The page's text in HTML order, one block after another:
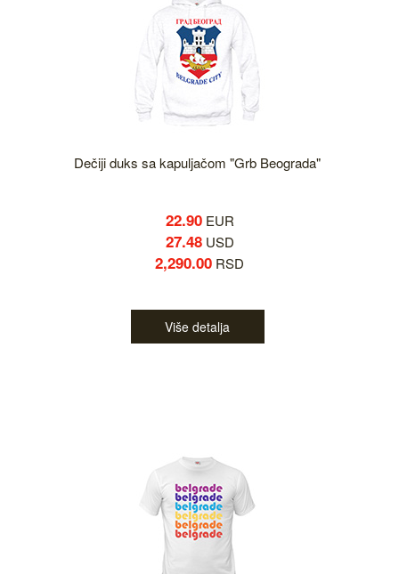
Dečiji duks sa kapuljačom "Grb Beograda"
22.90EUR
27.48USD
2,290.00 RSD
Više detalja